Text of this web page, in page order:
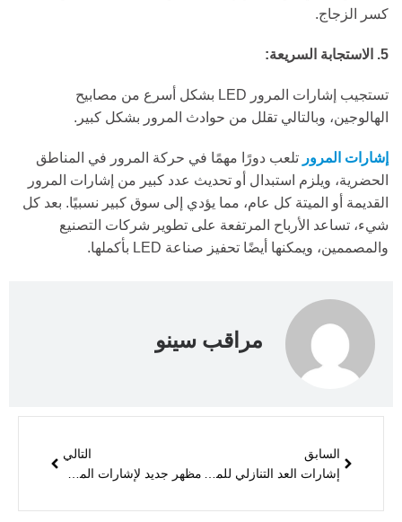
كسر الزجاج.
5. الاستجابة السريعة:
تستجيب إشارات المرور LED بشكل أسرع من مصابيح
الهالوجين، وبالتالي تقلل من حوادث المرور بشكل كبير.
إشارات المرور تلعب دورًا مهمًا في حركة المرور في المناطق
الحضرية، ويلزم استبدال أو تحديث عدد كبير من إشارات المرور
القديمة أو الميتة كل عام، مما يؤدي إلى سوق كبير نسبيًا. بعد كل
شيء، تساعد الأرباح المرتفعة على تطوير شركات التصنيع
والمصممين، ويمكنها أيضًا تحفيز صناعة LED بأكملها.
مراقب سينو
السابق
التالي